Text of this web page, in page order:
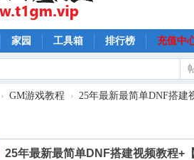
家园 工具箱 排行榜 充值中
› GM游戏教程 › 25年最新最简单DNF搭建
25年最新最简单DNF搭建视频教程+